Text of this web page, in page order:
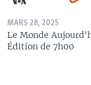
MARS 28, 2025
Le Monde
Édition de 7h00